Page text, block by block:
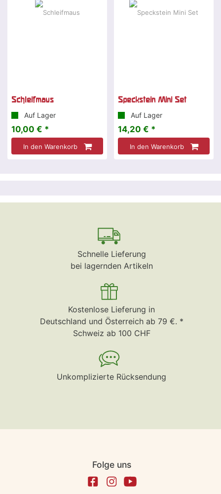
Schleifmaus
Auf Lager
10,00 € *
In den Warenkorb
Speckstein Mini Set
Auf Lager
14,20 € *
In den Warenkorb
Schnelle Lieferung
bei lagernden Artikeln
Kostenlose Lieferung in
Deutschland und Österreich ab 79 €. *
Schweiz ab 100 CHF
Unkomplizierte Rücksendung
Folge uns